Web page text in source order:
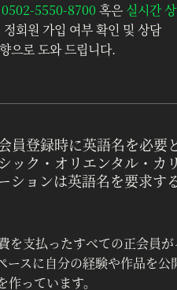
5550-8700 혹은 실시간 상
회원 가입 여부 확인 및 상담
으로 도와 드립니다.
員登録時に英語名を必要
ック・オリエンタル・カ
ションは英語名を要求す
を支払ったすべての正会員
ースに自分の経験や作品を公
っています。